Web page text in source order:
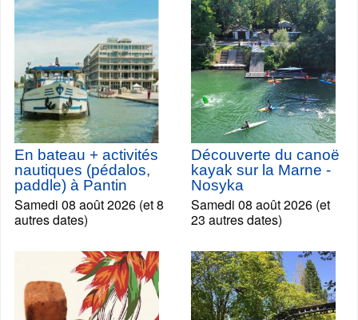
En bateau + activités
nautiques (pédalos,
paddle) à Pantin
Samedi 08 août 2026 (et 8
autres dates)
Découverte du canoë
kayak sur la Marne -
Nosyka
Samedi 08 août 2026 (et
23 autres dates)